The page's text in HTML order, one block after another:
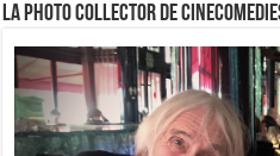
La Photo collector de